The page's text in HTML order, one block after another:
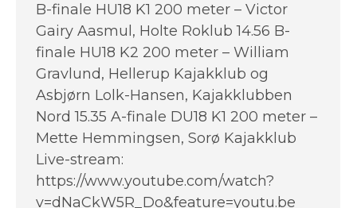
B-finale HU18 K1 200 meter – Victor
Gairy Aasmul, Holte Roklub 14.56 B-
finale HU18 K2 200 meter – William
Gravlund, Hellerup Kajakklub og
Asbjørn Lolk-Hansen, Kajakklubben
Nord 15.35 A-finale DU18 K1 200 meter –
Mette Hemmingsen, Sorø Kajakklub
Live-stream:
https://www.youtube.com/watch?
v=dNaCkW5R_Do&feature=youtu.be